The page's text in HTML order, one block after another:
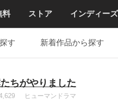
料 ストア インディーズ
す 新着作品から探す
ちがやりました
ヒューマンドラマ